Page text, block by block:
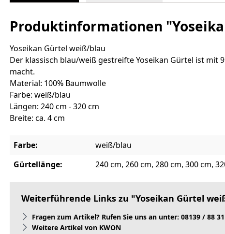
Produktinformationen
Yoseikan Gürtel weiß/blau
Der klassisch blau/weiß gestreifte Yoseikan Gürtel ist
macht.
Material: 100% Baumwolle
Farbe: weiß/blau
Längen: 240 cm - 320 cm
Breite: ca. 4 cm
Farbe:
weiß/blau
Gürtellänge:
240 cm, 260 cm, 280 cm, 300 cm,
Weiterführende Links zu "Yoseikan Gürtel
Fragen zum Artikel? Rufen Sie uns an unter: 08139 / 88
Weitere Artikel von KWON